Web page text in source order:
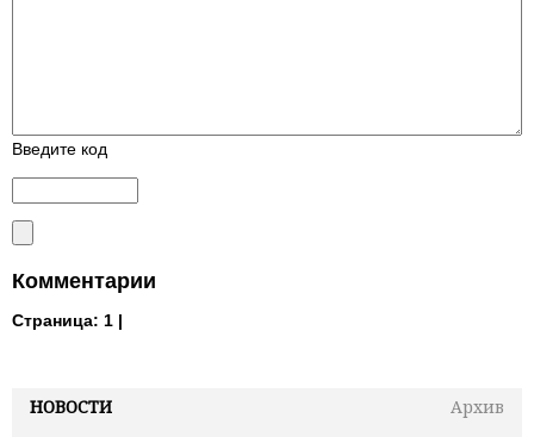
НОВОСТИ
Архив
Введите код
Комментарии
Страница: 1 |